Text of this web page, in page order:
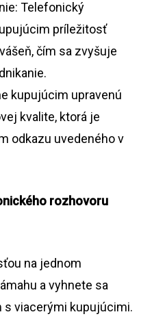
Telefonický
príležitosť
čím sa zvyšuje
kupujúcim upravenú
kvalite, ktorá je
odkazu uvedeného v
rozhovoru
na jednom
a vyhnete sa
s viacerými kupujúcimi.